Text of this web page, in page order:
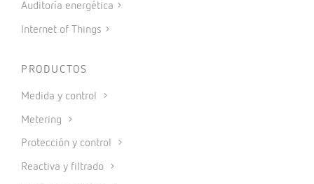
Auditoría energética
Internet of Things
PRODUCTOS
Medida y control
Metering
Protección y control
Reactiva y filtrado